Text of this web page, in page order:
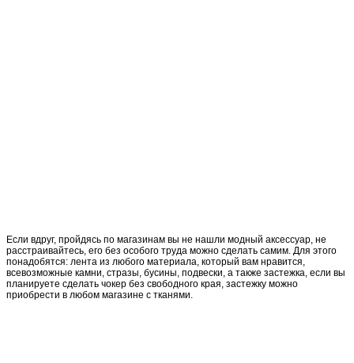
Если вдруг, пройдясь по магазинам вы не нашли модный аксессуар, не
расстраивайтесь, его без особого труда можно сделать самим. Для этого
понадобятся: лента из любого материала, который вам нравится,
всевозможные камни, стразы, бусины, подвески, а также застежка, если вы
планируете сделать чокер без свободного края, застежку можно
приобрести в любом магазине с тканями.